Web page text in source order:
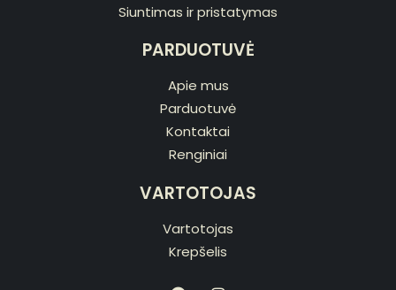
Siuntimas ir pristatymas
PARDUOTUVĖ
Apie mus
Parduotuvė
Kontaktai
Renginiai
VARTOTOJAS
Vartotojas
Krepšelis